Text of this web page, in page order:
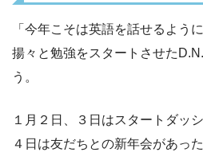
「今年こそは英語を話せるよう
揚々と勉強をスタートさせた
う。
１月２日、３日はスタートダッ
４日は友だちとの新年会があっ